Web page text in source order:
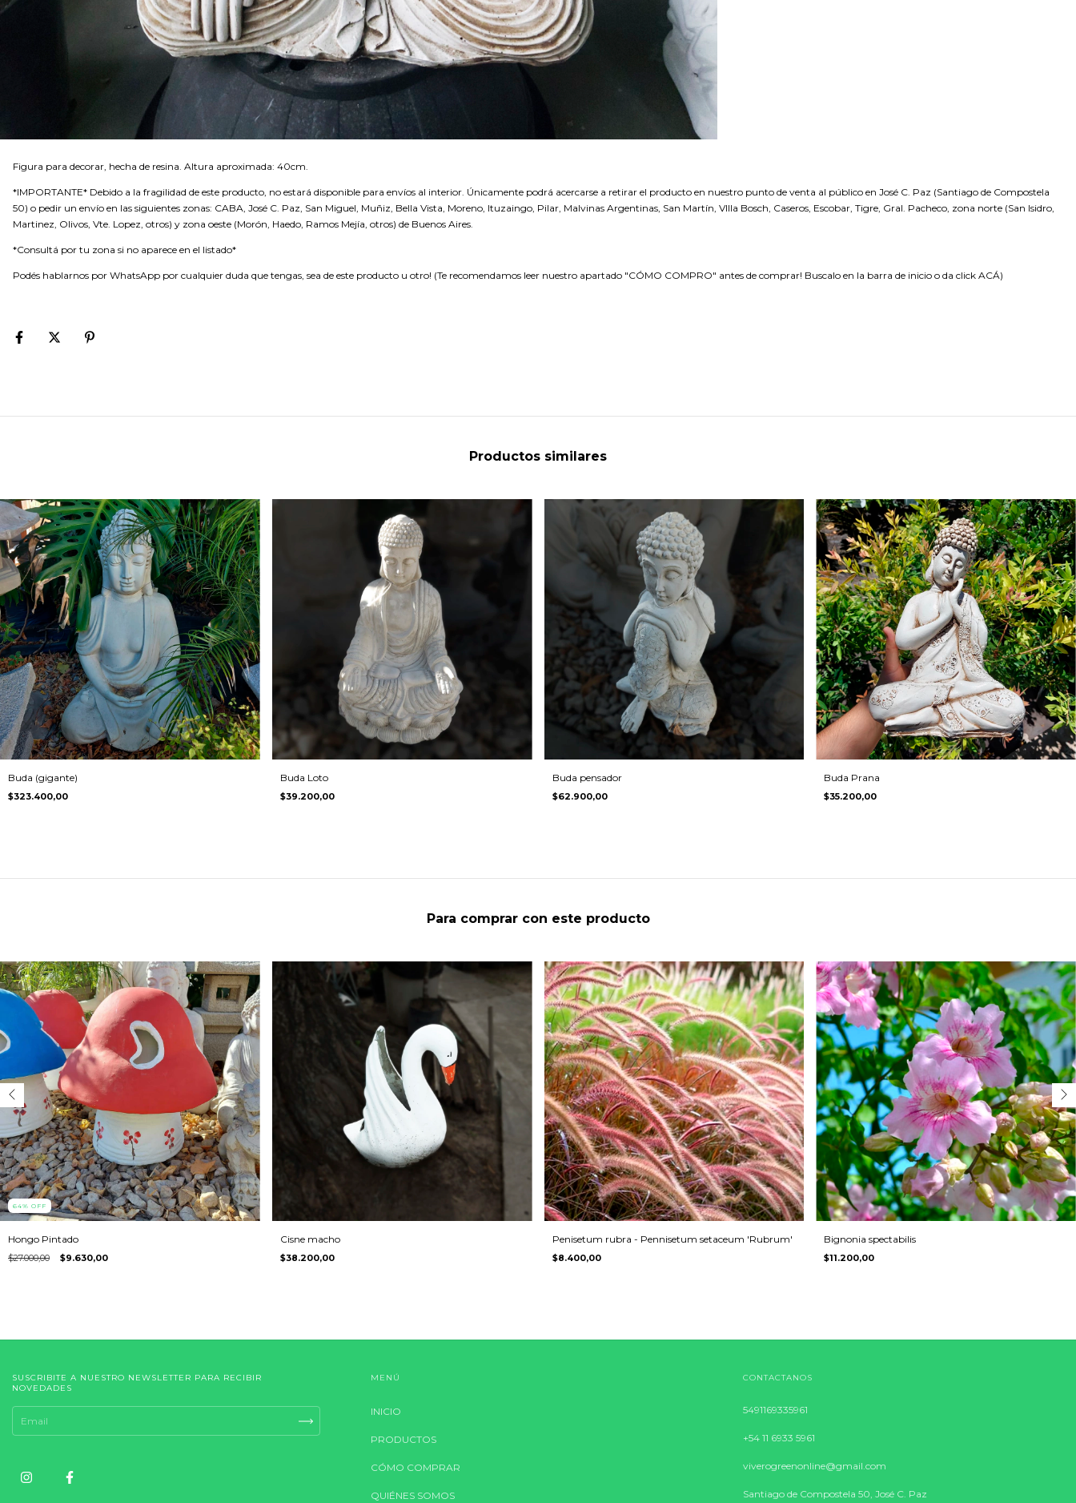
Figura para decorar, hecha de resina. Altura aproximada: 40cm.
*IMPORTANTE* Debido a la fragilidad de este producto, no estará disponible para envíos al interior. Únicamente podrá acercarse a retirar el producto en nuestro punto de venta al público en José C. Paz (Santiago de Compostela
50) o pedir un envío en las siguientes zonas: CABA, José C. Paz, San Miguel, Muñiz, Bella Vista, Moreno, Ituzaingo, Pilar, Malvinas Argentinas, San Martín, VIlla Bosch, Caseros, Escobar, Tigre, Gral. Pacheco, zona norte (San Isidro,
Martinez, Olivos, Vte. Lopez, otros) y zona oeste (Morón, Haedo, Ramos Mejía, otros) de Buenos Aires.
*Consultá por tu zona si no aparece en el listado*
Podés hablarnos por WhatsApp por cualquier duda que tengas, sea de este producto u otro! (Te recomendamos leer nuestro apartado "CÓMO COMPRO" antes de comprar! Buscalo en la barra de inicio o da click ACÁ)
Productos similares
Buda (gigante)
$323.400,00
Buda Loto
$39.200,00
Buda pensador
$62.900,00
Buda Prana
$35.200,00
Para comprar con este producto
64% OFF
Hongo Pintado
$27.000,00 $9.630,00
Cisne macho
$38.200,00
Penisetum rubra - Pennisetum setaceum 'Rubrum'
$8.400,00
Bignonia spectabilis
$11.200,00
SUSCRIBITE A NUESTRO NEWSLETTER PARA RECIBIR
NOVEDADES
MENÚ
INICIO
PRODUCTOS
CÓMO COMPRAR
QUIÉNES SOMOS
CONTACTANOS
5491169335961
+54 11 6933 5961
viverogreenonline@gmail.com
Santiago de Compostela 50, José C. Paz